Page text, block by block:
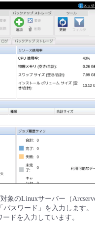
象のLinuxサーバー（
スワード」を入力します。
ドを入力しています。